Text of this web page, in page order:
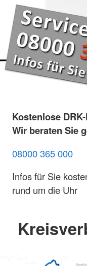
Kostenlose
Wir beraten Sie
08000 365 000
Infos für Sie
rund um die Uhr